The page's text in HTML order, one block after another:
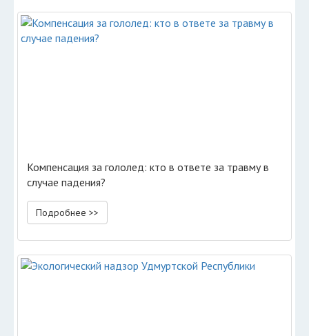
Компенсация за гололед: кто в ответе за травму в
случае падения?
Подробнее >>